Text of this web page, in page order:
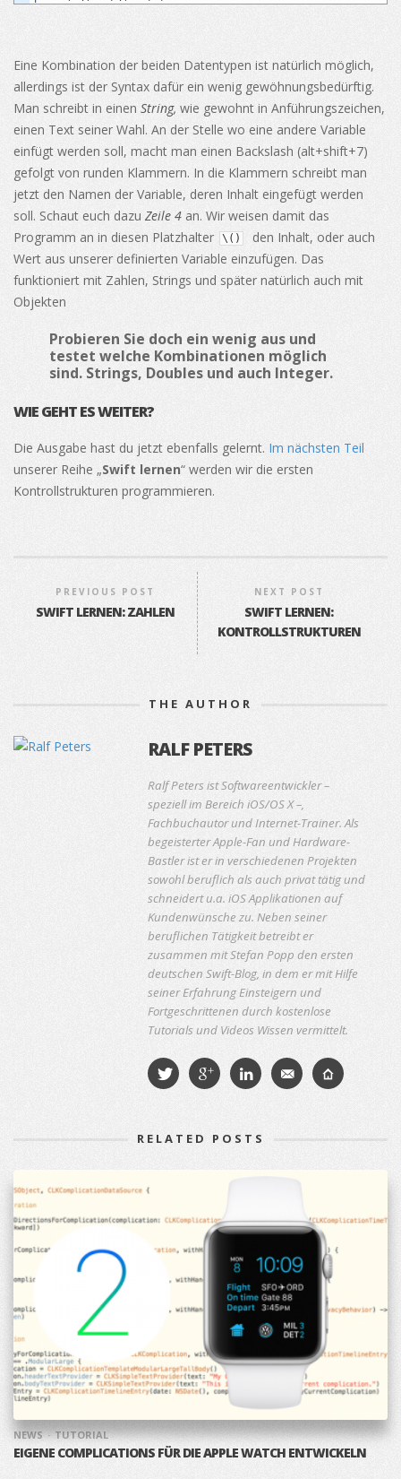
Eine Kombination der beiden Datentypen ist natürlich möglich,
allerdings ist der Syntax dafür ein wenig gewöhnungsbedürftig.
Man schreibt in einen String, wie gewohnt in Anführungszeichen,
einen Text seiner Wahl. An der Stelle wo eine andere Variable
einfügt werden soll, macht man einen Backslash (alt+shift+7)
gefolgt von runden Klammern. In die Klammern schreibt man
jetzt den Namen der Variable, deren Inhalt eingefügt werden
soll. Schaut euch dazu Zeile 4 an. Wir weisen damit das
Programm an in diesen Platzhalter
\ ( )
den Inhalt, oder auch
Wert aus unserer definierten Variable einzufügen. Das
funktioniert mit Zahlen, Strings und später natürlich auch mit
Objekten
Probieren Sie doch ein wenig aus und
testet welche Kombinationen möglich
sind. Strings, Doubles und auch Integer.
WIE GEHT ES WEITER?
Die Ausgabe hast du jetzt ebenfalls gelernt. Im nächsten Teil
unserer Reihe „Swift lernen“ werden wir die ersten
Kontrollstrukturen programmieren.
PREVIOUS POST
SWIFT LERNEN: ZAHLEN
NEXT POST
SWIFT LERNEN:
KONTROLLSTRUKTUREN
THE AUTHOR
RALF PETERS
Ralf Peters ist Softwareentwickler –
speziell im Bereich iOS/OS X –,
Fachbuchautor und Internet-Trainer. Als
begeisterter Apple-Fan und Hardware-
Bastler ist er in verschiedenen Projekten
sowohl beruflich als auch privat tätig und
schneidert u.a. iOS Applikationen auf
Kundenwünsche zu. Neben seiner
beruflichen Tätigkeit betreibt er
zusammen mit Stefan Popp den ersten
deutschen Swift-Blog, in dem er mit Hilfe
seiner Erfahrung Einsteigern und
Fortgeschrittenen durch kostenlose
Tutorials und Videos Wissen vermittelt.
RELATED POSTS
NEWS TUTORIAL
EIGENE COMPLICATIONS FÜR DIE APPLE WATCH ENTWICKELN